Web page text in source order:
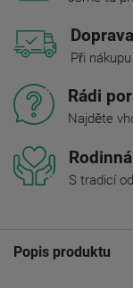
Při
Rádi
Najděte
S tradicí
Popis produktu